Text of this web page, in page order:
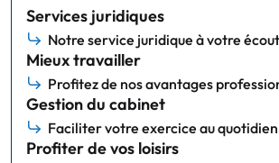
Services juridiques
Notre service juridique à votre
Mieux travailler
Profitez de nos avantages
Gestion du cabinet
Faciliter votre exercice au quotidien
Profiter de vos loisirs